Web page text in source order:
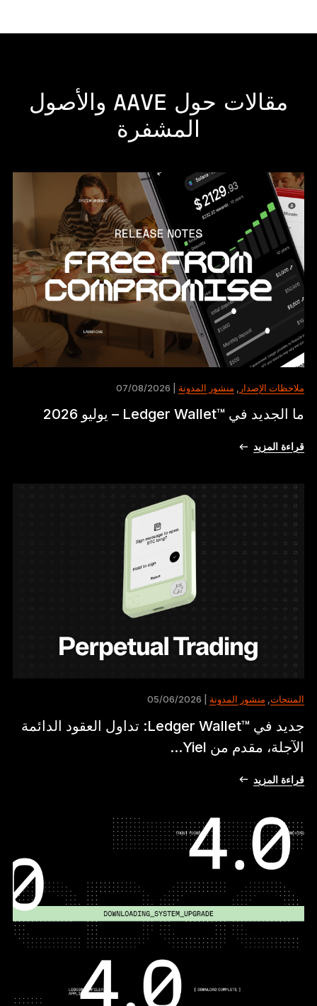
مقالات حول AAVE والأصول
المشفرة
ملاحظات الإصدار منشور المدونة
ما الجديد في ™Ledger Wallet – يوليو 2026
قراءة المزيد
المنتجات, منشور المدونة
جديد في ™Ledger Wallet: تداول العقود الدائمة
الآجلة، مقدم من Yiel...
قراءة المزيد